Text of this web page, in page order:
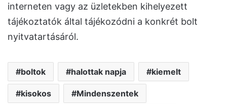
interneten vagy az üzletekben kihelyezett
tájékoztatók által tájékozódni a konkrét bolt
nyitvatartásáról.
boltok halottak napja kiemelt
kisokos Mindenszentek